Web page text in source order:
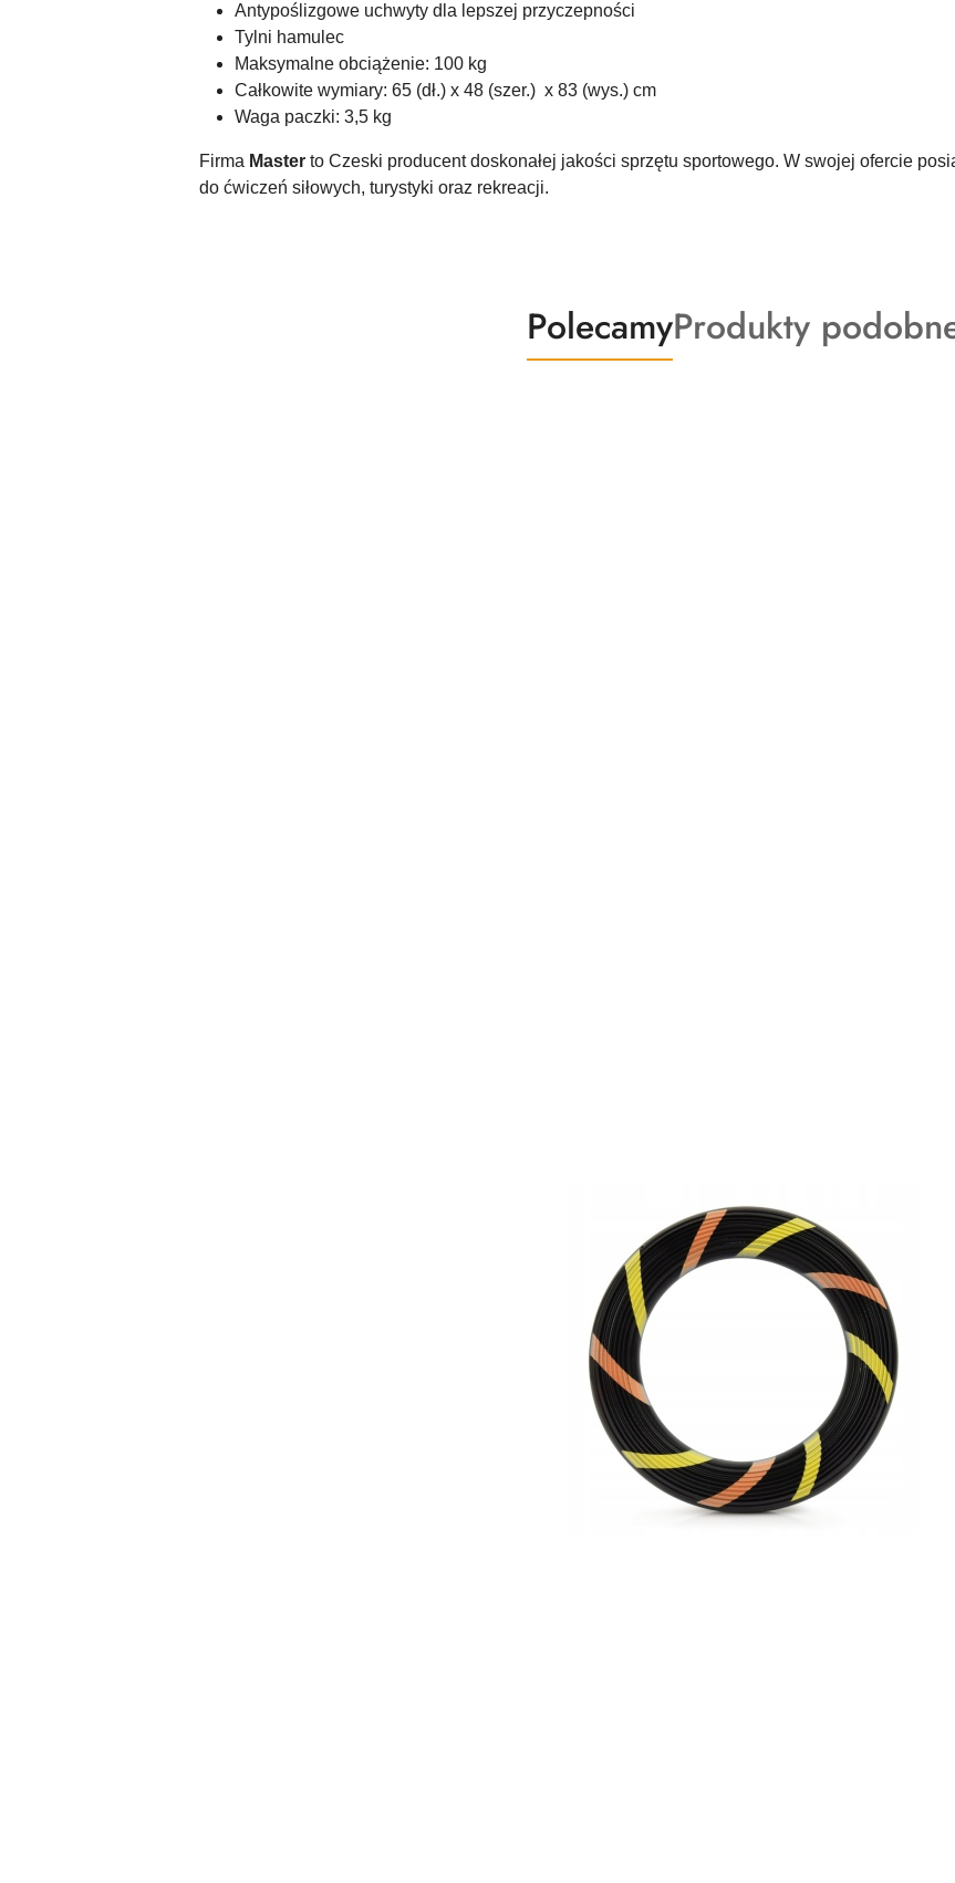
Antypoślizgowe uchwyty dla lepszej przyczepności
Tylni hamulec
Maksymalne obciążenie: 100 kg
Całkowite wymiary: 65 (dł.) x 48 (szer.) x 83 (wys.) cm
Waga paczki: 3,5 kg
Firma Master to Czeski producent doskonałej jakości sprzętu sportowego. W swojej ofercie
do ćwiczeń siłowych, turystyki oraz rekreacji.
Produkty
o
PolecamyProdukty
o
Produkty